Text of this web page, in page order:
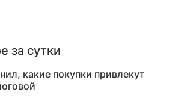
за сутки
какие покупки привлекут